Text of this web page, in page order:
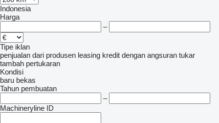
Indonesia
Harga
–
Tipe iklan
penjualan dari produsen leasing kredit dengan angsuran tukar
tambah pertukaran
Kondisi
baru bekas
Tahun pembuatan
–
Machineryline ID